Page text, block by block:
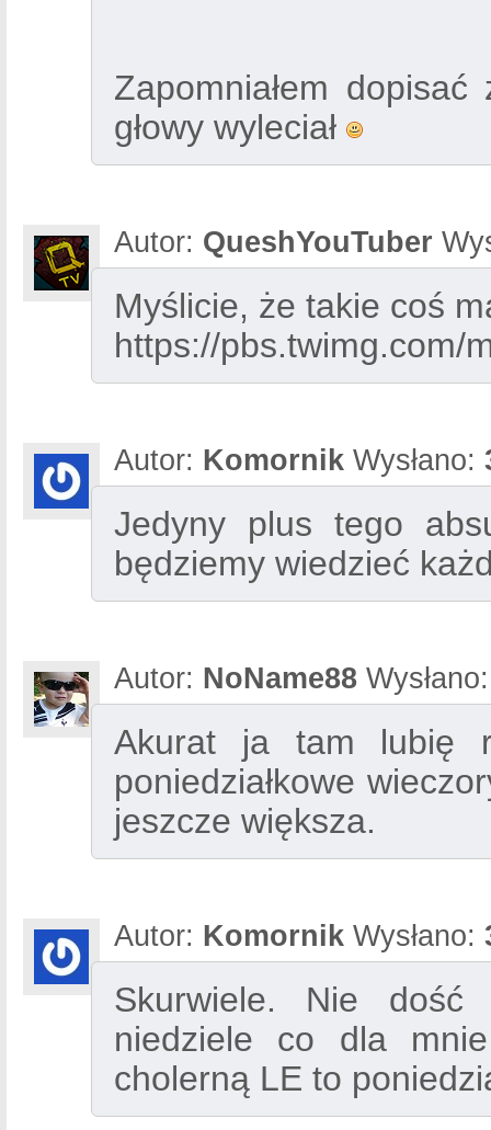
Zapomniałem
głowy wyleciał
Autor: QueshYouTuber
Myślicie, że takie coś
https://pbs.twimg.com/
Autor: Komornik Wysłano:
Jedyny plus tego
będziemy wiedzieć
Autor: NoName88
Akurat ja tam lubię
poniedziałkowe
jeszcze większa.
Autor: Komornik Wysłano:
Skurwiele. Nie
niedziele co dla
cholerną LE to